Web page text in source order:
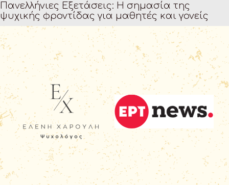
Πανελλήνιες Εξετάσεις: Η σημασία της
ψυχικής φροντίδας για μαθητές και γονείς